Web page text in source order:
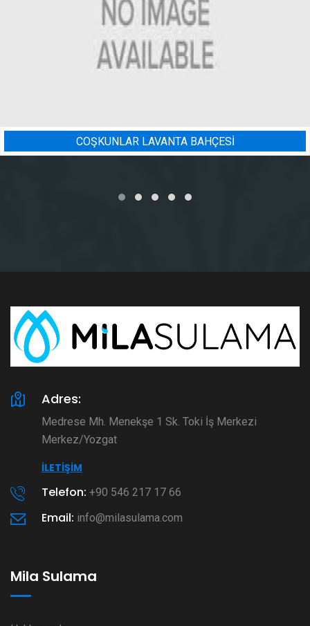
BADEM BAHÇESI SULAMA
Adres:
Medrese Mh. Menekşe 1 Sk. Toki İş Merkezi
Merkez/Yozgat
İLETIŞIM
Telefon: +90 546 217 17 66
Email: info@milasulama.com
Mila Sulama